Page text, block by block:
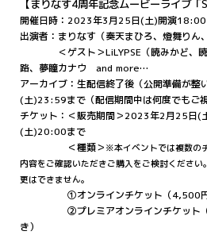
【まりなす4周年記念ムービーライブ「
開催日時：2023年3月25日(土)開演18:00
出演者：まりなす（奏天まひろ、燈舞りん
＜ゲスト＞LiLYPSE（暁みかど、暁
路、夢瞳カナウ and more…
アーカイブ：生配信終了後（公開準備が
(土)23:59まで（配信期間中は何度でもご
チケット：＜販売期間＞2023年2月25
(土)20:00まで
＜種類＞ ※本イベントでは複数の
内容をご確認いただきご購入をご検討くださ
更はできません。
①オンラインチケット（4,500円
②プレミアオンラインチケット（
き）